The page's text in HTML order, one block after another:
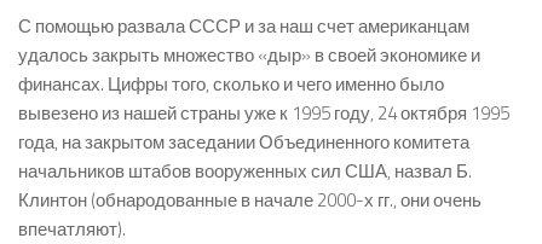
С помощью развала СССР и за наш счет американцам
удалось закрыть множество «дыр» в своей экономике и
финансах. Цифры того, сколько и чего именно было
вывезено из нашей страны уже к 1995 году, 24 октября 1995
года, на закрытом заседании Объединенного комитета
начальников штабов вооруженных сил США, назвал Б.
Клинтон (обнародованные в начале 2000-х гг., они очень
впечатляют).